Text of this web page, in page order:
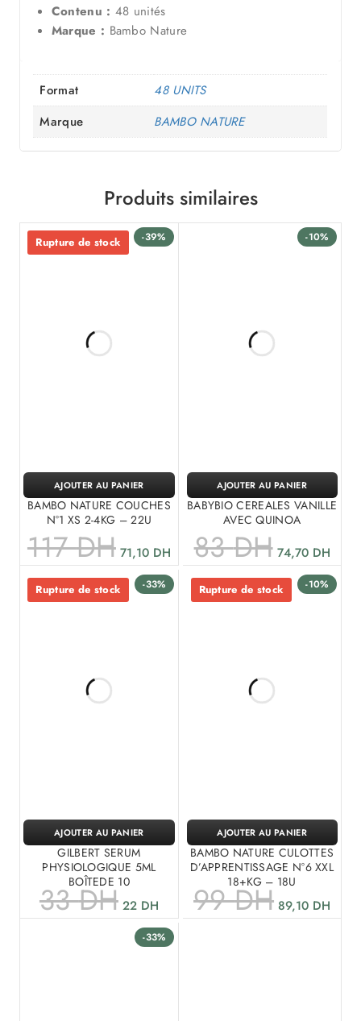
Contenu : 48 unités
Marque : Bambo Nature
Format
48 UNITS
Marque
BAMBO NATURE
Produits similaires
-39%
Rupture de stock
BAMBO NATURE COUCHES
N°1 XS 2-4KG – 22U
117DH 71,10 DH
AJOUTER AU PANIER
-10%
BABYBIO CEREALES VANILLE
AVEC QUINOA
83DH 74,70 DH
AJOUTER AU PANIER
-33%
Rupture de stock
GILBERT SERUM
PHYSIOLOGIQUE 5ML
BOÎTEDE 10
33DH 22 DH
AJOUTER AU PANIER
-10%
Rupture de stock
BAMBO NATURE CULOTTES
D’APPRENTISSAGE N°6 XXL
18+KG – 18U
99DH 89,10 DH
AJOUTER AU PANIER
-33%